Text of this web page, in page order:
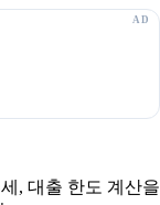
, 대출 한도 계산을